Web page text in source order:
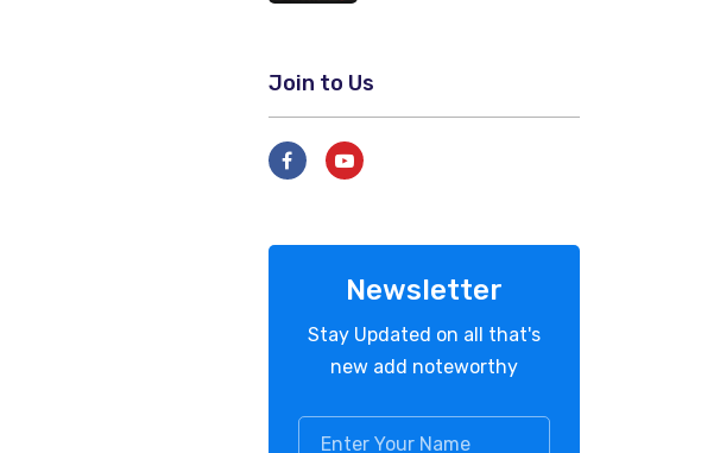
Join to Us
Newsletter
Stay Updated on all that's
new add noteworthy